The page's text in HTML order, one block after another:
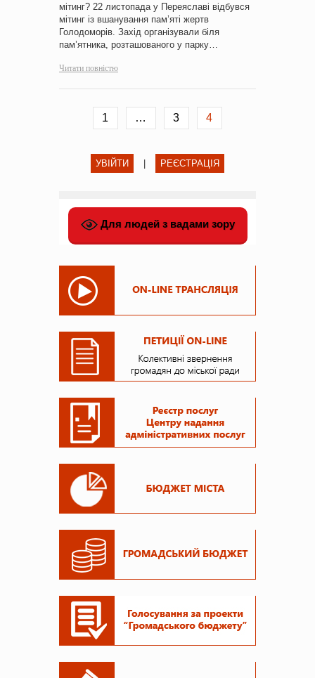
мітинг? 22 листопада у Переяславі відбувся
мітинг із вшанування пам’яті жертв
Голодоморів. Захід організували біля
пам’ятника, розташованого у парку…
Читати повністю
1 … 3 4
УВІЙТИ | РЕЄСТРАЦІЯ
Для людей з вадами зору